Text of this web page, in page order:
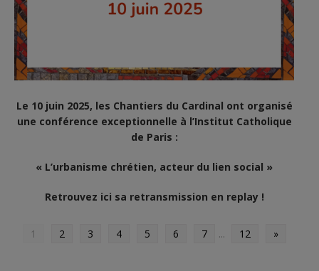
Le 10 juin 2025, les Chantiers du Cardinal ont organisé
une conférence exceptionnelle à l’Institut Catholique
de Paris :
« L’urbanisme chrétien, acteur du lien social »
Retrouvez ici sa retransmission en replay !
1 2 3 4 5 6 7 ... 12 »